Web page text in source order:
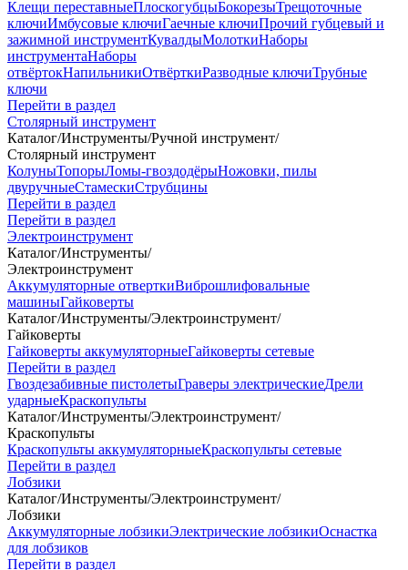
Клещи переставныеПлоскогубцыБокорезыТрещоточные
ключиИмбусовые ключиГаечные ключиПрочий губцевый и
зажимной инструментКувалдыМолоткиНаборы
инструментаНаборы
отвёртокНапильникиОтвёрткиРазводные ключиТрубные
ключи
Перейти в раздел
Столярный инструмент
Каталог/Инструменты/Ручной инструмент/
Столярный инструмент
КолуныТопорыЛомы-гвоздодёрыНожовки, пилы
двуручныеСтамескиСтрубцины
Перейти в раздел
Перейти в раздел
Электроинструмент
Каталог/Инструменты/
Электроинструмент
Аккумуляторные отверткиВиброшлифовальные
машиныГайковерты
Каталог/Инструменты/Электроинструмент/
Гайковерты
Гайковерты аккумуляторныеГайковерты сетевые
Перейти в раздел
Гвоздезабивные пистолетыГраверы электрическиеДрели
ударныеКраскопульты
Каталог/Инструменты/Электроинструмент/
Краскопульты
Краскопульты аккумуляторныеКраскопульты сетевые
Перейти в раздел
Лобзики
Каталог/Инструменты/Электроинструмент/
Лобзики
Аккумуляторные лобзикиЭлектрические лобзикиОснастка
для лобзиков
Перейти в раздел